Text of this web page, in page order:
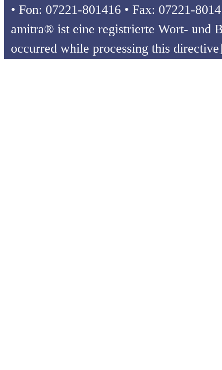
• Fon: 07221-801416 • Fax: 07221-
amitra® ist eine registrierte Wort- und
occurred while processing this